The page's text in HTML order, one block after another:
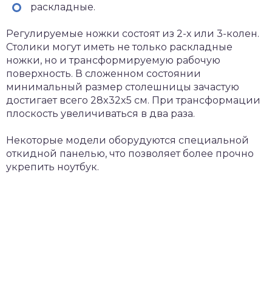
раскладные.
Регулируемые ножки состоят из 2-х или 3-колен.
Столики могут иметь не только раскладные
ножки, но и трансформируемую рабочую
поверхность. В сложенном состоянии
минимальный размер столешницы зачастую
достигает всего 28x32x5 см. При трансформации
плоскость увеличиваться в два раза.
Некоторые модели оборудуются специальной
откидной панелью, что позволяет более прочно
укрепить ноутбук.